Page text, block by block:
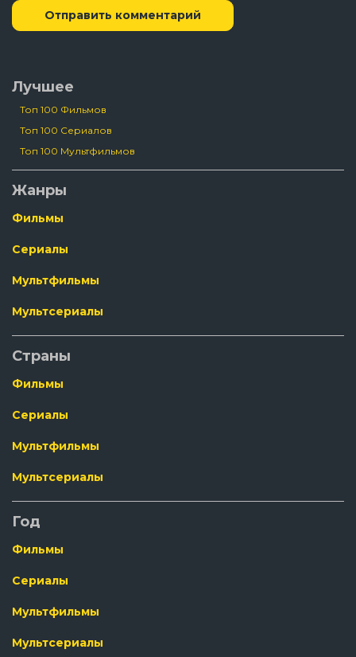
Отправить комментарий
Лучшее
Топ 100 Фильмов
Топ 100 Сериалов
Топ 100 Мультфильмов
Жанры
Фильмы
Сериалы
Мультфильмы
Мультсериалы
Страны
Фильмы
Сериалы
Мультфильмы
Мультсериалы
Год
Фильмы
Сериалы
Мультфильмы
Мультсериалы